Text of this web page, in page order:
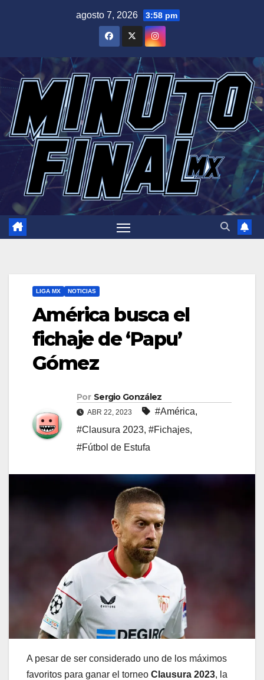
agosto 7, 2026 3:58 pm
LIGA MX NOTICIAS
América busca el
fichaje de ‘Papu’
Gómez
Por Sergio González
ABR 22, 2023 #América,
#Clausura 2023, #Fichajes,
#Fútbol de Estufa
A pesar de ser considerado uno de los máximos
favoritos para ganar el torneo Clausura 2023, la